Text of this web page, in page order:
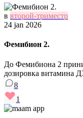
в второй-триместр
24 jan 2026
Фемибион 2.
До Фемибиона 2
дозировка витамина
8
1